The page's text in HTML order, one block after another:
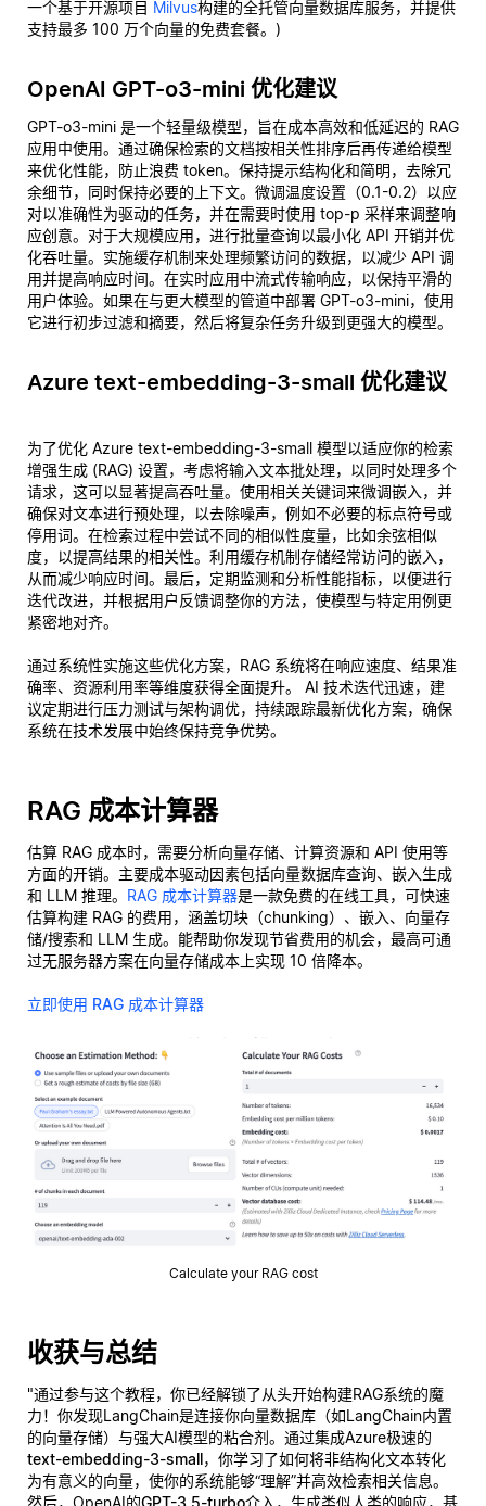
一个基于开源项目 Milvus构建的全托管向量数据库服务，并提供
支持最多 100 万个向量的免费套餐。)
OpenAI GPT-o3-mini 优化建议
GPT-o3-mini 是一个轻量级模型，旨在成本高效和低延迟的 RAG
应用中使用。通过确保检索的文档按相关性排序后再传递给模型
来优化性能，防止浪费 token。保持提示结构化和简明，去除冗
余细节，同时保持必要的上下文。微调温度设置（0.1-0.2）以应
对以准确性为驱动的任务，并在需要时使用 top-p 采样来调整响
应创意。对于大规模应用，进行批量查询以最小化 API 开销并优
化吞吐量。实施缓存机制来处理频繁访问的数据，以减少 API 调
用并提高响应时间。在实时应用中流式传输响应，以保持平滑的
用户体验。如果在与更大模型的管道中部署 GPT-o3-mini，使用
它进行初步过滤和摘要，然后将复杂任务升级到更强大的模型。
Azure text-embedding-3-small 优化建议
为了优化 Azure text-embedding-3-small 模型以适应你的检索
增强生成 (RAG) 设置，考虑将输入文本批处理，以同时处理多个
请求，这可以显著提高吞吐量。使用相关关键词来微调嵌入，并
确保对文本进行预处理，以去除噪声，例如不必要的标点符号或
停用词。在检索过程中尝试不同的相似性度量，比如余弦相似
度，以提高结果的相关性。利用缓存机制存储经常访问的嵌入，
从而减少响应时间。最后，定期监测和分析性能指标，以便进行
迭代改进，并根据用户反馈调整你的方法，使模型与特定用例更
紧密地对齐。
通过系统性实施这些优化方案，RAG 系统将在响应速度、结果准
确率、资源利用率等维度获得全面提升。 AI 技术迭代迅速，建
议定期进行压力测试与架构调优，持续跟踪最新优化方案，确保
系统在技术发展中始终保持竞争优势。
RAG 成本计算器
估算 RAG 成本时，需要分析向量存储、计算资源和 API 使用等
方面的开销。主要成本驱动因素包括向量数据库查询、嵌入生成
和 LLM 推理。 RAG 成本计算器是一款免费的在线工具，可快速
估算构建 RAG 的费用，涵盖切块（chunking）、嵌入、向量存
储/搜索和 LLM 生成。能帮助你发现节省费用的机会，最高可通
过无服务器方案在向量存储成本上实现 10 倍降本。
立即使用 RAG 成本计算器
Calculate your RAG cost
收获与总结
"通过参与这个教程，你已经解锁了从头开始构建RAG系统的魔
力！你发现LangChain是连接你向量数据库（如LangChain内置
的向量存储）与强大AI模型的粘合剂。通过集成Azure极速的
text-embedding-3-small，你学习了如何将非结构化文本转化
为有意义的向量，使你的系统能够“理解”并高效检索相关信息。
然后，OpenAI的GPT-3.5-turbo介入，生成类似人类的响应，基